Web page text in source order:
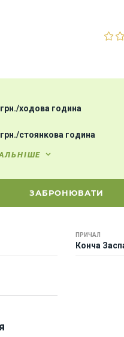
грн./ходова година
грн./стоянкова година
ЗАБРОНЮВАТИ
ПРИЧАЛ
Конча